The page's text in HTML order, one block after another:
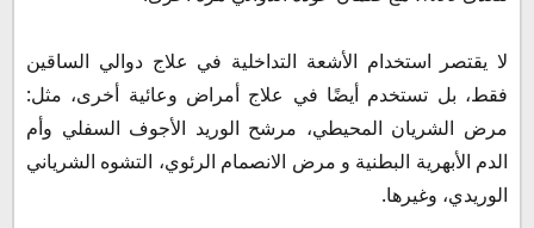
لا يقتصر استخدام الأشعة التداخلية في علاج دوالي الساقين
فقط، بل تستخدم أيضًا في علاج أمراض وعائية أخرى، مثل:
مرض الشريان المحيطي، مرشح الوريد الأجوف السفلي وأم
الدم الأبهرية البطنية و مرض الانصمام الرئوي، التشوه الشرياني
الوريدي، وغيرها.